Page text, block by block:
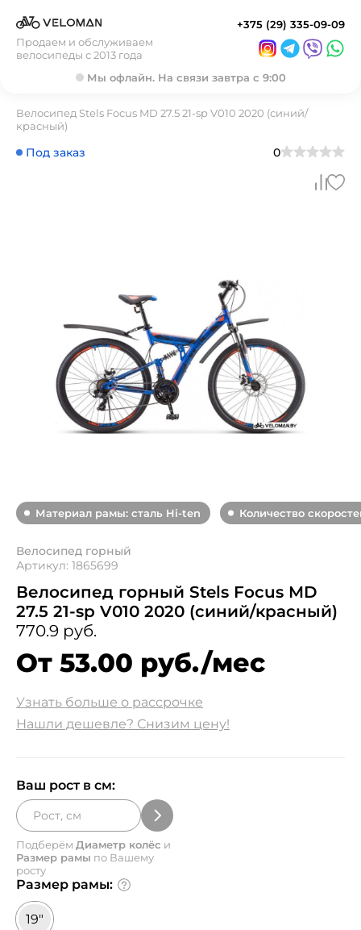
Продаем и обслуживаем
велосипеды с 2013 года
+375 (29) 335-09-09
Мы офлайн. На связи завтра с 9:00
Велосипед Stels Focus MD 27.5 21-sp V010 2020 (синий/
красный)
Под заказ 0
Материал рамы: сталь Hi-ten Количество
Велосипед горный
Артикул: 1865699
Велосипед горный Stels Focus MD
27.5 21-sp V010 2020 (синий/красный)
770.9 руб.
От 53.00 руб./мес
Узнать больше о рассрочке
Нашли дешевле? Снизим цену!
Ваш рост в см:
Подберём Диаметр колёс и
Размер рамы по Вашему
росту
Размер рамы:
19"